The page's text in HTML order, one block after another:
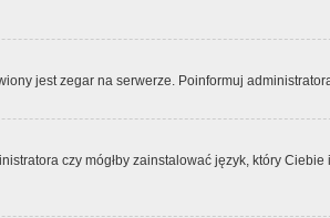
jest zegar na serwerze. Poinformuj
czy mógłby zainstalować język, który